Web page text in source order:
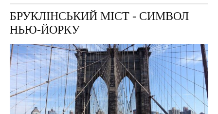
БРУКЛІНСЬКИЙ МІСТ - СИМВОЛ
НЬЮ-ЙОРКУ